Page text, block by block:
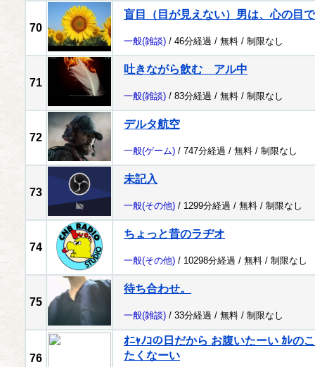
70
盲目（目が見えない）男は、心の目
一般(雑談) / 46分経過 / 無料 / 制限なし
71
吐きながら飲む アル中
一般(雑談) / 83分経過 / 無料 / 制限なし
72
デルタ航空
一般(ゲーム) / 747分経過 / 無料 / 制限なし
73
未記入
一般(その他) / 1299分経過 / 無料 / 制限なし
74
ちょっと昔のラヂオ
一般(その他) / 10298分経過 / 無料 / 制限なし
75
待ち合わせ。
一般(雑談) / 33分経過 / 無料 / 制限なし
76
ｵﾆｬﾉｺの日だから お腹いたーい ｶﾚの
たくなーい